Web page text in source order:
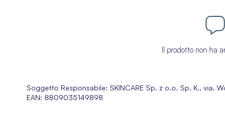
Il prodotto non ha
Soggetto Responsabile: SKINCARE Sp. z o.o. Sp. K., via.
EAN: 8809035149898